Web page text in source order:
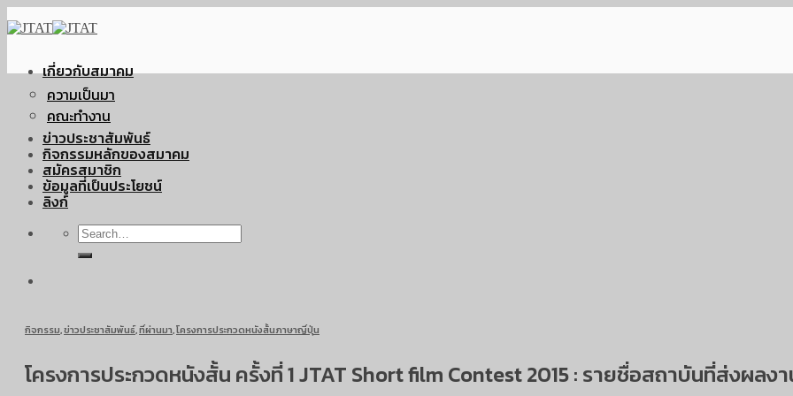
to
เกี่ยวกับสมาคม
ความเป็นมา
คณะทำงาน
ข่าวประชาสัมพันธ์
กิจกรรมหลักของสมาคม
สมัครสมาชิก
ข้อมูลที่เป็นประโยชน์
ลิงก์
กิจกรรม,ข่าวประชาสัมพันธ์,ที่ผ่านมา,โครงการประกวดหนังสั้นภาษาญี่ปุ่น
โครงการประกวดหนังสั้น ครั้งที่ 1 JTAT Short film Contest 2015 : รายชื่อสถาบันที่ส่งผลง